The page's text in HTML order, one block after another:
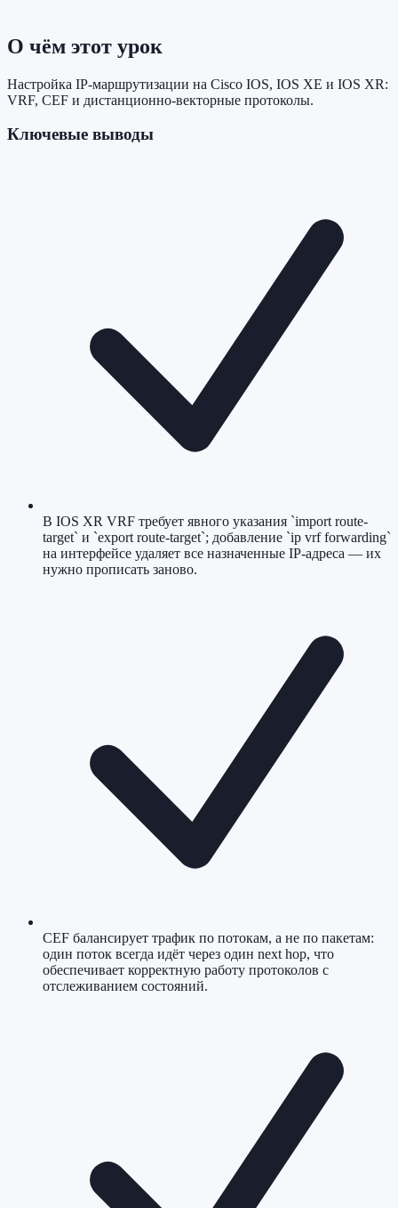
О чём этот урок
Настройка IP-маршрутизации на Cisco IOS, IOS XE и IOS XR:
VRF, CEF и дистанционно-векторные протоколы.
Ключевые выводы
В IOS XR VRF требует явного указания `import route-
target` и `export route-target`; добавление `ip vrf forwarding`
на интерфейсе удаляет все назначенные IP-адреса — их
нужно прописать заново.
CEF балансирует трафик по потокам, а не по пакетам:
один поток всегда идёт через один next hop, что
обеспечивает корректную работу протоколов с
отслеживанием состояний.